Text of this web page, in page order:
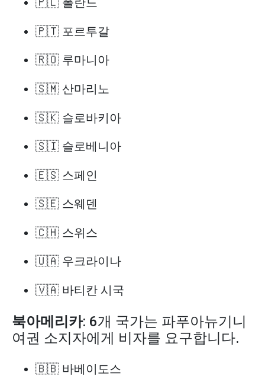
🇵🇹 포르투갈
🇷🇴 루마니아
🇸🇲 산마리노
🇸🇰 슬로바키아
🇸🇮 슬로베니아
🇪🇸 스페인
🇸🇪 스웨덴
🇨🇭 스위스
🇺🇦 우크라이나
🇻🇦 바티칸 시국
북아메리카: 6개 국가는 파푸아뉴기니
여권 소지자에게 비자를 요구합니다.
🇧🇧 바베이도스